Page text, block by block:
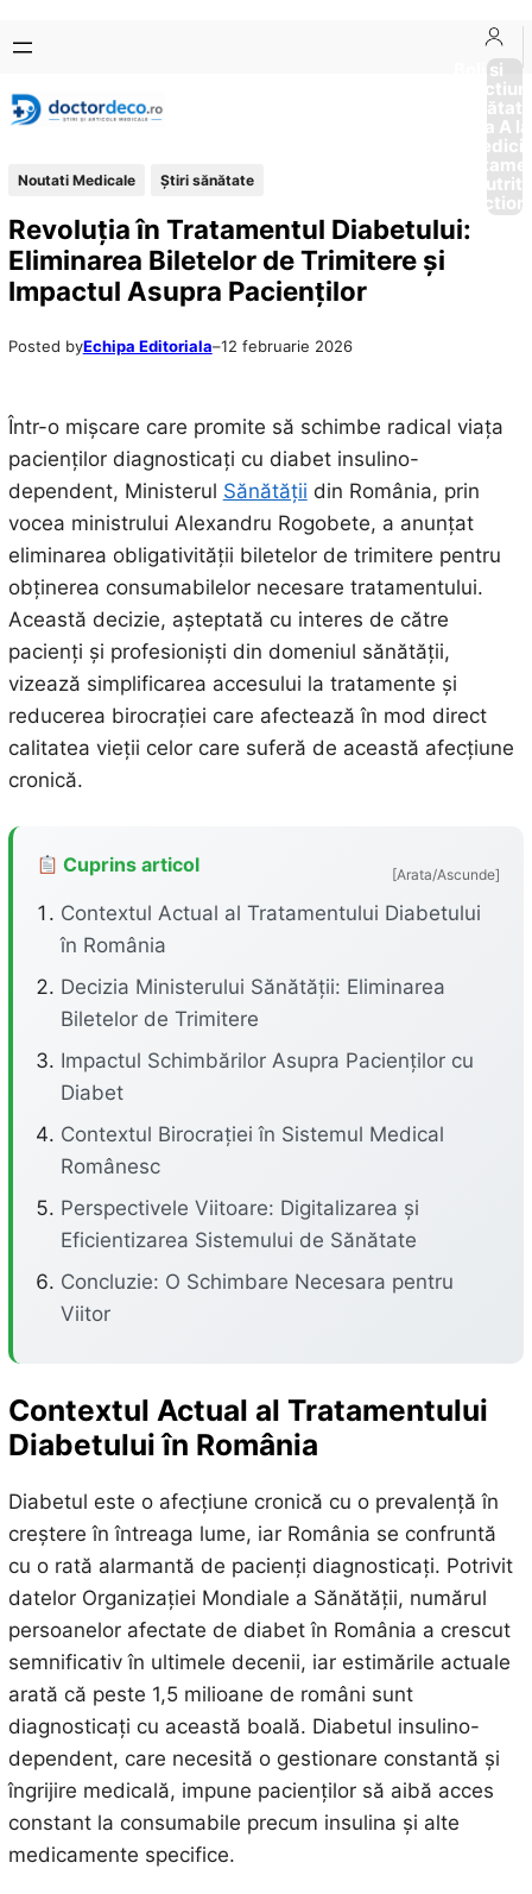
conținut
content
Boli si
Afectiuni
Sănătate
de la A
Noutati Medicale Ştiri sănătate
Revoluția în Tratamentul Diabetului:
Eliminarea Biletelor de Trimitere și
Impactul Asupra Pacienților
Posted byEchipa Editoriala–12 februarie 2026
Într-o mișcare care promite să schimbe radical viața
pacienților diagnosticați cu diabet insulino-
dependent, Ministerul Sănătății din România, prin
vocea ministrului Alexandru Rogobete, a anunțat
eliminarea obligativității biletelor de trimitere pentru
obținerea consumabilelor necesare tratamentului.
Această decizie, așteptată cu interes de către
pacienți și profesioniști din domeniul sănătății,
vizează simplificarea accesului la tratamente și
reducerea birocrației care afectează în mod direct
calitatea vieții celor care suferă de această afecțiune
cronică.
Cuprins articol [Arata/Ascunde]
Contextul Actual al Tratamentului Diabetului
în România
Decizia Ministerului Sănătății: Eliminarea
Biletelor de Trimitere
Impactul Schimbărilor Asupra Pacienților cu
Diabet
Contextul Birocrației în Sistemul Medical
Românesc
Perspectivele Viitoare: Digitalizarea și
Eficientizarea Sistemului de Sănătate
Concluzie: O Schimbare Necesara pentru
Viitor
Contextul Actual al Tratamentului
Diabetului în România
Diabetul este o afecțiune cronică cu o prevalență în
creștere în întreaga lume, iar România se confruntă
cu o rată alarmantă de pacienți diagnosticați. Potrivit
datelor Organizației Mondiale a Sănătății, numărul
persoanelor afectate de diabet în România a crescut
semnificativ în ultimele decenii, iar estimările actuale
arată că peste 1,5 milioane de români sunt
diagnosticați cu această boală. Diabetul insulino-
dependent, care necesită o gestionare constantă și
îngrijire medicală, impune pacienților să aibă acces
constant la consumabile precum insulina și alte
medicamente specifice.